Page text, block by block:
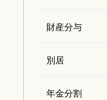
財産分与
別居
年金分割